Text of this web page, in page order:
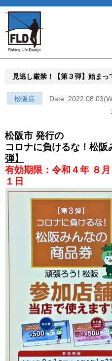
見逃し厳禁！【第３弾】始まっ
松阪店 Date:
松阪市 発行の
コロナに負けるな！松阪
弾】
有効期限：令和４年 ８
１日